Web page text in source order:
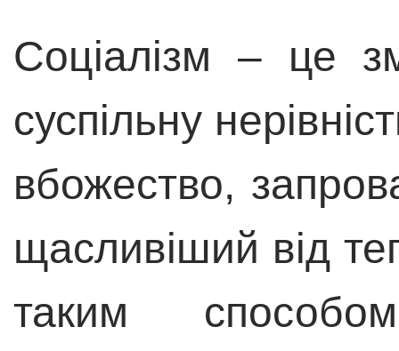
Соціалізм – це
суспільну
вбожество,
щасливіший від
таким